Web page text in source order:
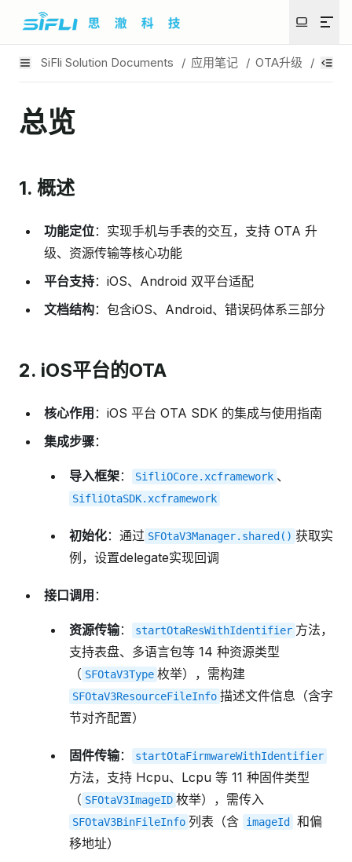
SiFli Solution Documents / 应用笔记 / OTA升级 / OTA
总览
1. 概述
功能定位：实现手机与手表的交互，支持 OTA 升
级、资源传输等核心功能
平台支持：iOS、Android 双平台适配
文档结构：包含iOS、Android、错误码体系三部分
2. iOS平台的OTA
核心作用 ：iOS 平台 OTA SDK 的集成与使用指南
集成步骤：
导入框架： SifliOCore.xcframework 、
SifliOtaSDK.xcframework
初始化：通过 SFOtaV3Manager.shared() 获取实
例，设置delegate实现回调
接口调用 ：
资源传输： startOtaResWithIdentifier 方法，
支持表盘、多语言包等 14 种资源类型
（ SFOtaV3Type 枚举），需构建
SFOtaV3ResourceFileInfo 描述文件信息（含字
节对齐配置）
固件传输： startOtaFirmwareWithIdentifier
方法，支持 Hcpu、Lcpu 等 11 种固件类型
（ SFOtaV3ImageID 枚举），需传入
SFOtaV3BinFileInfo 列表（含 imageId 和偏
移地址）